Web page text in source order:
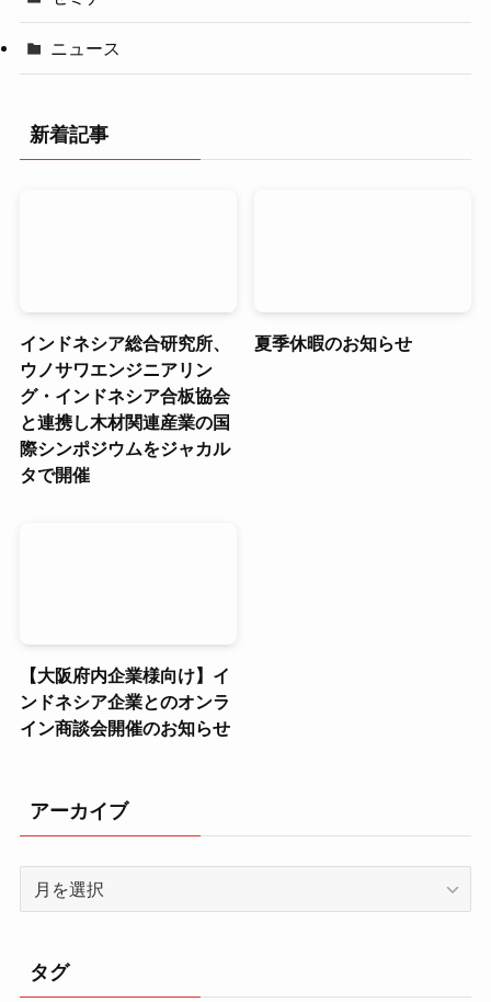
ニュース
新着記事
インドネシア総合研究所、
ウノサワエンジニアリン
グ・インドネシア合板協会
と連携し木材関連産業の国
際シンポジウムをジャカル
タで開催
夏季休暇のお知らせ
【大阪府内企業様向け】イ
ンドネシア企業とのオンラ
イン商談会開催のお知らせ
アーカイブ
ブ
タグ